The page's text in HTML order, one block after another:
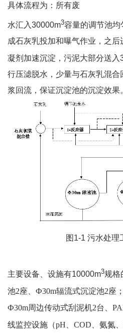
具体流程为：所有废
水汇入30000m3容量的调节池
成石灰乳投加和曝气作业，之
凝剂加速沉淀，污泥大部分送入
行压滤脱水，少量与石灰乳混
浆回流，保证沉淀池的沉淀效果
图 1-1 污水处理
主要设备、设施有10000m3规格
池2座、Ф30m辐流式沉淀池2座；
Ф30m周边传动式刮泥机2台、
线监控设施（pH COD 、氨氮